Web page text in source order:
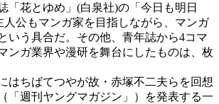
「花とゆめ」(白泉社)の「今日も明日
人公もマンガ家を目指しながら、マンガ
いう具合だ。その他、青年誌から4コマ
ンガ業界や漫研を舞台にしたものは、枚
はちばてつやが故・赤塚不二夫らを回想
「週刊ヤングマガジン」）を発表する一